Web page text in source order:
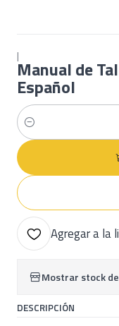
|
Manual de
Español
Cantidad
Agregar a la
Mostrar stock
DESCRIPCIÓN